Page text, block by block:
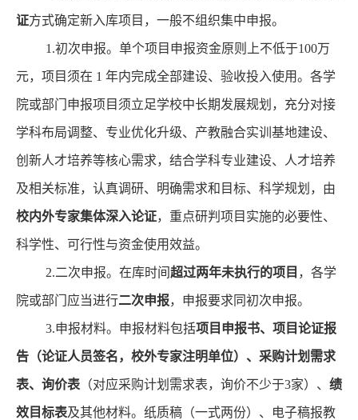
证方式确定新入库项目，一般不组织集中申报。
1.初次申报。单个项目申报资金原则上不低于100万
元， 项目须在 1 年内完成全部建设、验收投入使用。 各学
院或部门 申报项目 须立足学校中长期发展规划，充分对接
学科布局调整、专业优化升级、产教融合实训基地建设、
创新人才培养等核心需求， 结合学科专业建设、人才培养
及相关标准，认真调研、明确需求和目标、科学规划，由
校内外专家集体深入论证， 重点研判项目实施的必要性、
科学性、可行性与资金使用效益。
2.二次申报。 在库时间超过两年未执行的项目 ， 各学
院或部门 应当进行二次申报，申报要求同初次申报。
3.申报材料。申报材料包括项目申报书、项目论证报
告（论证人员签名，校外专家注明单位）、采购计划需求
表、询价表 （对应采购计划需求表，询价不少于3家）、 绩
效目标表及其他材料。纸质稿（一式两份）、电子稿报教